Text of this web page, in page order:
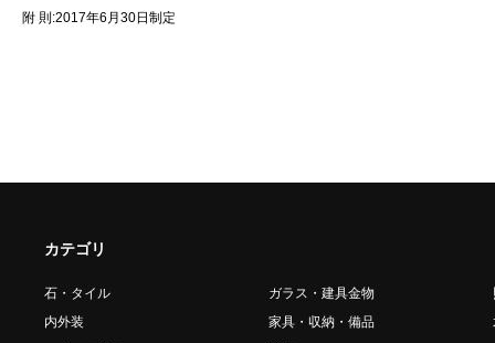
附 則:2017年6月30日制定
カテゴリ
石・タイル
内外装
ガラス・建具金物
家具・収納・備品